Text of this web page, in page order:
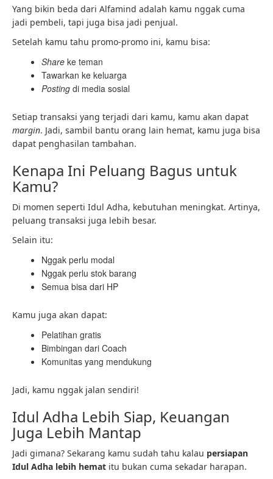
Yang bikin beda dari Alfamind adalah kamu nggak cuma
jadi pembeli, tapi juga bisa jadi penjual.
Setelah kamu tahu promo-promo ini, kamu bisa:
Share ke teman
Tawarkan ke keluarga
Posting di media sosial
Setiap transaksi yang terjadi dari kamu, kamu akan dapat
margin. Jadi, sambil bantu orang lain hemat, kamu juga bisa
dapat penghasilan tambahan.
Kenapa Ini Peluang Bagus untuk
Kamu?
Di momen seperti Idul Adha, kebutuhan meningkat. Artinya,
peluang transaksi juga lebih besar.
Selain itu:
Nggak perlu modal
Nggak perlu stok barang
Semua bisa dari HP
Kamu juga akan dapat:
Pelatihan gratis
Bimbingan dari Coach
Komunitas yang mendukung
Jadi, kamu nggak jalan sendiri!
Idul Adha Lebih Siap, Keuangan
Juga Lebih Mantap
Jadi gimana? Sekarang kamu sudah tahu kalau persiapan
Idul Adha lebih hemat itu bukan cuma sekadar harapan.